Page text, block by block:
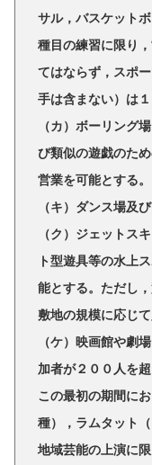
サル，バスケット
種目の練習に限り
てはならず，スポ
手は含まない）は
（カ）ボーリング
び類似の遊戯のた
営業を可能とする。
（キ）ダンス場及
（ク）ジェットス
ト型遊具等の水上
能とする。ただし
敷地の規模に応じ
（ケ）映画館や劇
加者が２００人を
この最初の期間に
種），ラムタット
地域芸能の上演に